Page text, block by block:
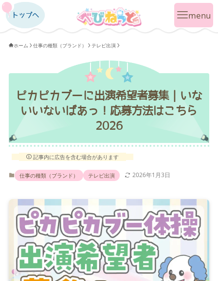
トップへ
トップへ
ホーム 仕事の種類（ブランド） テレビ出演
ピカピカブーに出演希望者募集｜いな
いいないばあっ！応募方法はこちら
2026
記事内に広告を含む場合があります
仕事の種類（ブランド） テレビ出演 2026年1月3日